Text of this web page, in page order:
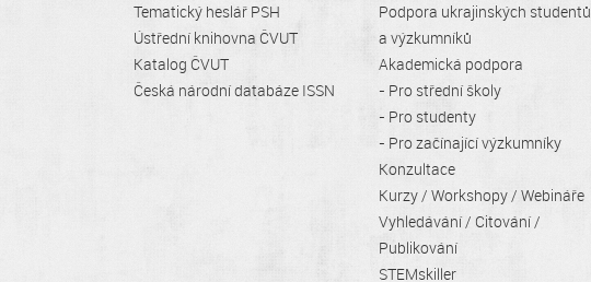
Tematický heslář PSH
Ústřední knihovna ČVUT
Katalog ČVUT
Česká národní databáze ISSN
Podpora ukrajinských studentů
a výzkumníků
Akademická podpora
- Pro střední školy
- Pro studenty
- Pro začínající výzkumníky
Konzultace
Kurzy / Workshopy / Webináře
Vyhledávání / Citování /
Publikování
STEMskiller